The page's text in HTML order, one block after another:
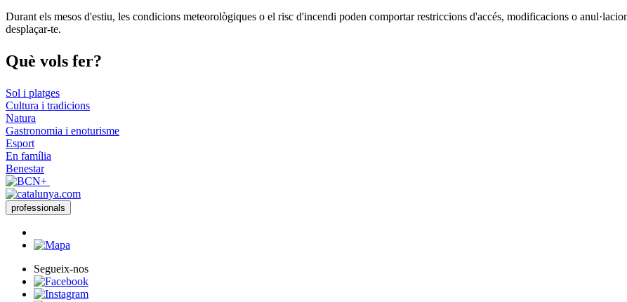
−
Durant els mesos d'estiu, les condicions meteorològiques o el risc d'incendi poden comportar restriccions d'accés, modificacions o
desplaçar-te.
Què vols fer?
Sol i platges
Cultura i tradicions
Natura
Gastronomia i enoturisme
Esport
En família
Benestar
professionals
Segueix-nos